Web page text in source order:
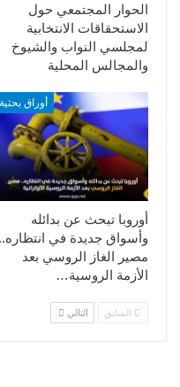
الحوار المجتمعي حول
الاستحقاقات الانتخابية
لمجلسي النواب والشيوخ
والمجالس المحلية
أوراق بحثية
أوروبا تبحث عن بدائله
وأسواق جديدة في انتظاره..
مصير الغاز الروسي بعد
الأزمة الروسية…
السابق التالي